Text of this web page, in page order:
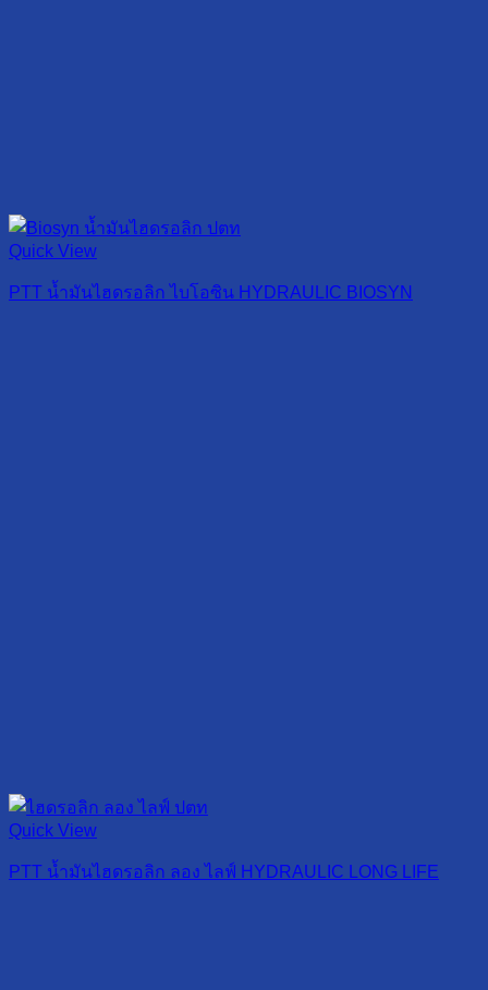
Quick View
PTT น้ำมันไฮดรอลิก ไบโอซิน HYDRAULIC BIOSYN
Quick View
PTT น้ำมันไฮดรอลิก ลอง ไลฟ์ HYDRAULIC LONG LIFE